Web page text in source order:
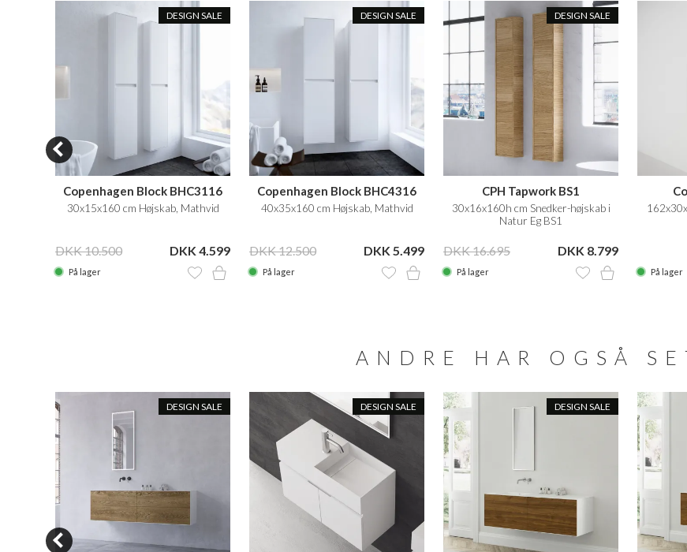
DESIGN SALE
Copenhagen Block BHC3116
30x15x160 cm Højskab, Mathvid
DKK 10.500 DKK 4.599
På lager
DESIGN SALE
Copenhagen Block BHC4316
40x35x160 cm Højskab, Mathvid
DKK 12.500 DKK 5.499
På lager
DESIGN SALE
CPH Tapwork BS1
30x16x160h cm Snedker-højskab i
Natur Eg BS1
DKK 16.695 DKK 8.799
På lager På lager
ANDRE HAR OGSÅ
DESIGN SALE DESIGN SALE DESIGN SALE